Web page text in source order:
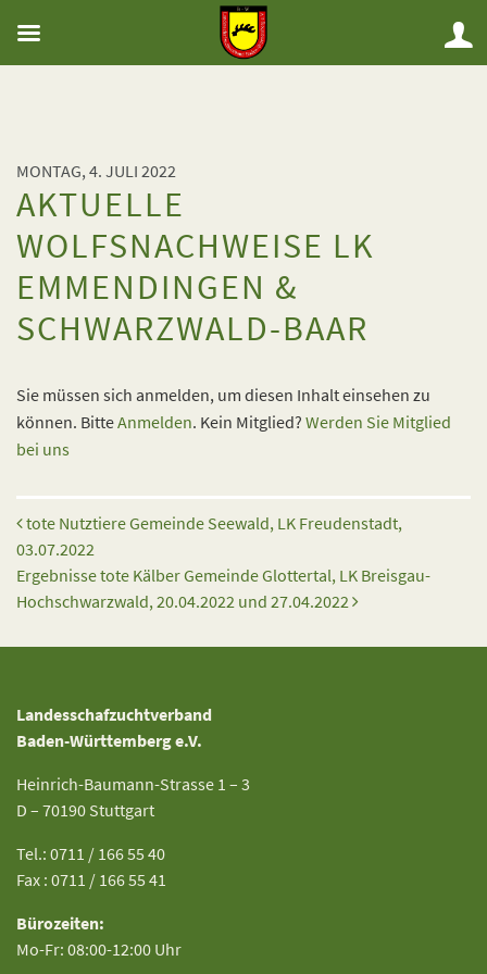
MONTAG, 4. JULI 2022
AKTUELLE
WOLFSNACHWEISE LK
EMMENDINGEN &
SCHWARZWALD-BAAR
Sie müssen sich anmelden, um diesen Inhalt einsehen zu
können. BitteAnmelden. Kein Mitglied? Werden Sie Mitglied
bei uns
Beitrags-Navigation
tote Nutztiere Gemeinde Seewald, LK Freudenstadt,
03.07.2022
Ergebnisse tote Kälber Gemeinde Glottertal, LK Breisgau-
Hochschwarzwald, 20.04.2022 und 27.04.2022
Landesschafzuchtverband
Baden-Württemberg e.V.
Heinrich-Baumann-Strasse 1 – 3
D – 70190 Stuttgart
Tel.: 0711 / 166 55 40
Fax : 0711 / 166 55 41
Bürozeiten:
Mo-Fr: 08:00-12:00 Uhr